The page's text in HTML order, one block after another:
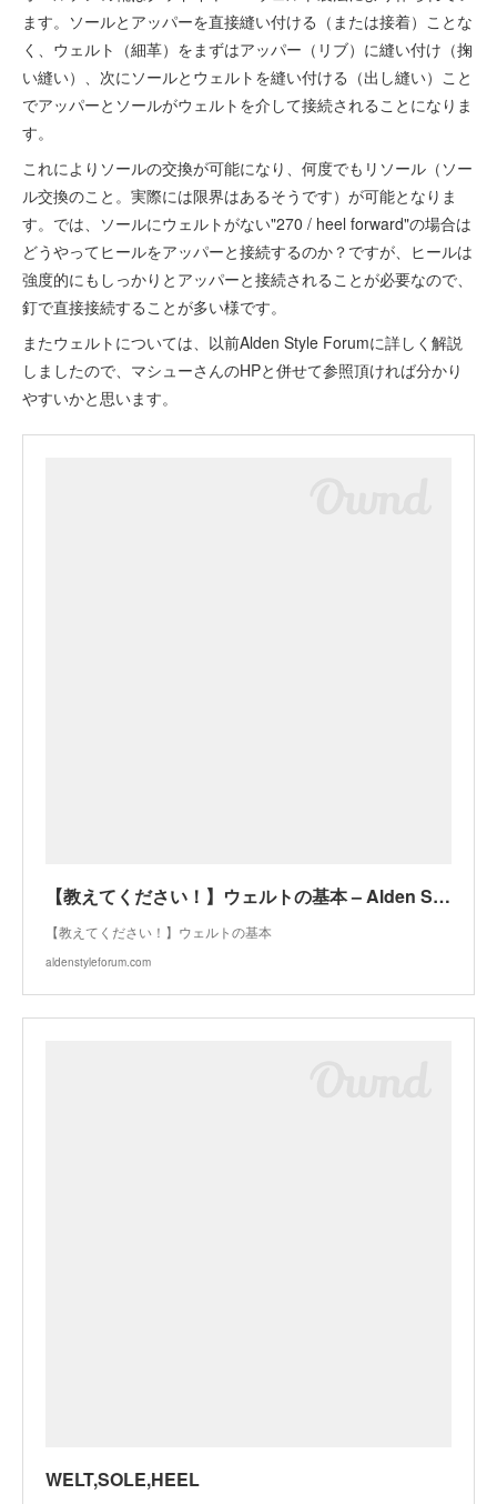
ます。ソールとアッパーを直接縫い付ける（または接着）ことな
く、ウェルト（細革）をまずはアッパー（リブ）に縫い付け（掬
い縫い）、次にソールとウェルトを縫い付ける（出し縫い）こと
でアッパーとソールがウェルトを介して接続されることになりま
す。
これによりソールの交換が可能になり、何度でもリソール（ソー
ル交換のこと。実際には限界はあるそうです）が可能となりま
す。では、ソールにウェルトがない"270 / heel forward"の場合は
どうやってヒールをアッパーと接続するのか？ですが、ヒールは
強度的にもしっかりとアッパーと接続されることが必要なので、
釘で直接接続することが多い様です。
またウェルトについては、以前Alden Style Forumに詳しく解説
しましたので、マシューさんのHPと併せて参照頂ければ分かり
やすいかと思います。
【教えてください！】ウェルトの基本 – Alden Style Forum
【教えてください！】ウェルトの基本
aldenstyleforum.com
WELT,SOLE,HEEL